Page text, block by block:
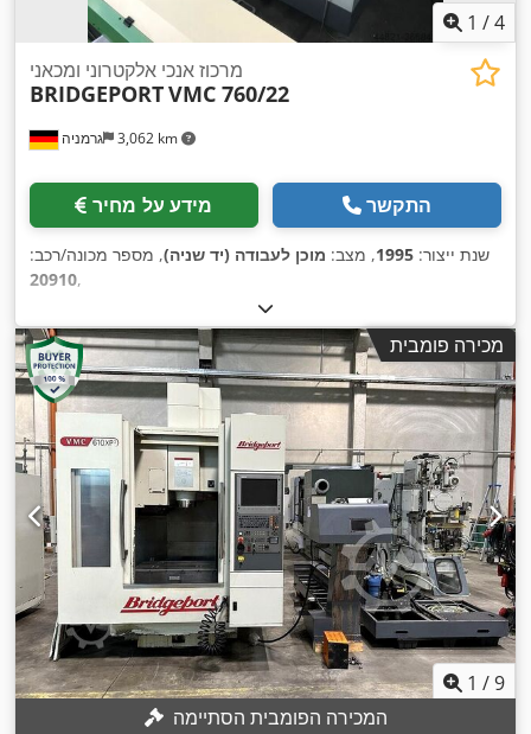
1 /4
גרמניה 3,062 km
מרכוז אנכי אלקטרוני ומכאני
BRIDGEPORTVMC 760/22
מידע על מחיר התקשר
שנת ייצור: 1995, מצב: מוכן לעבודה (יד שניה), מספר מכונה/רכב:
20910,
מכירה פומבית
1 /9
המכירה הפומבית הסתיימה